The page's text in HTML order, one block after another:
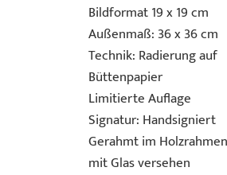
Bildformat 19 x 19 cm
Außenmaß: 36 x 36 cm
Technik: Radierung auf
Büttenpapier
Limitierte Auflage
Signatur: Handsigniert
Gerahmt im
mit Glas versehen